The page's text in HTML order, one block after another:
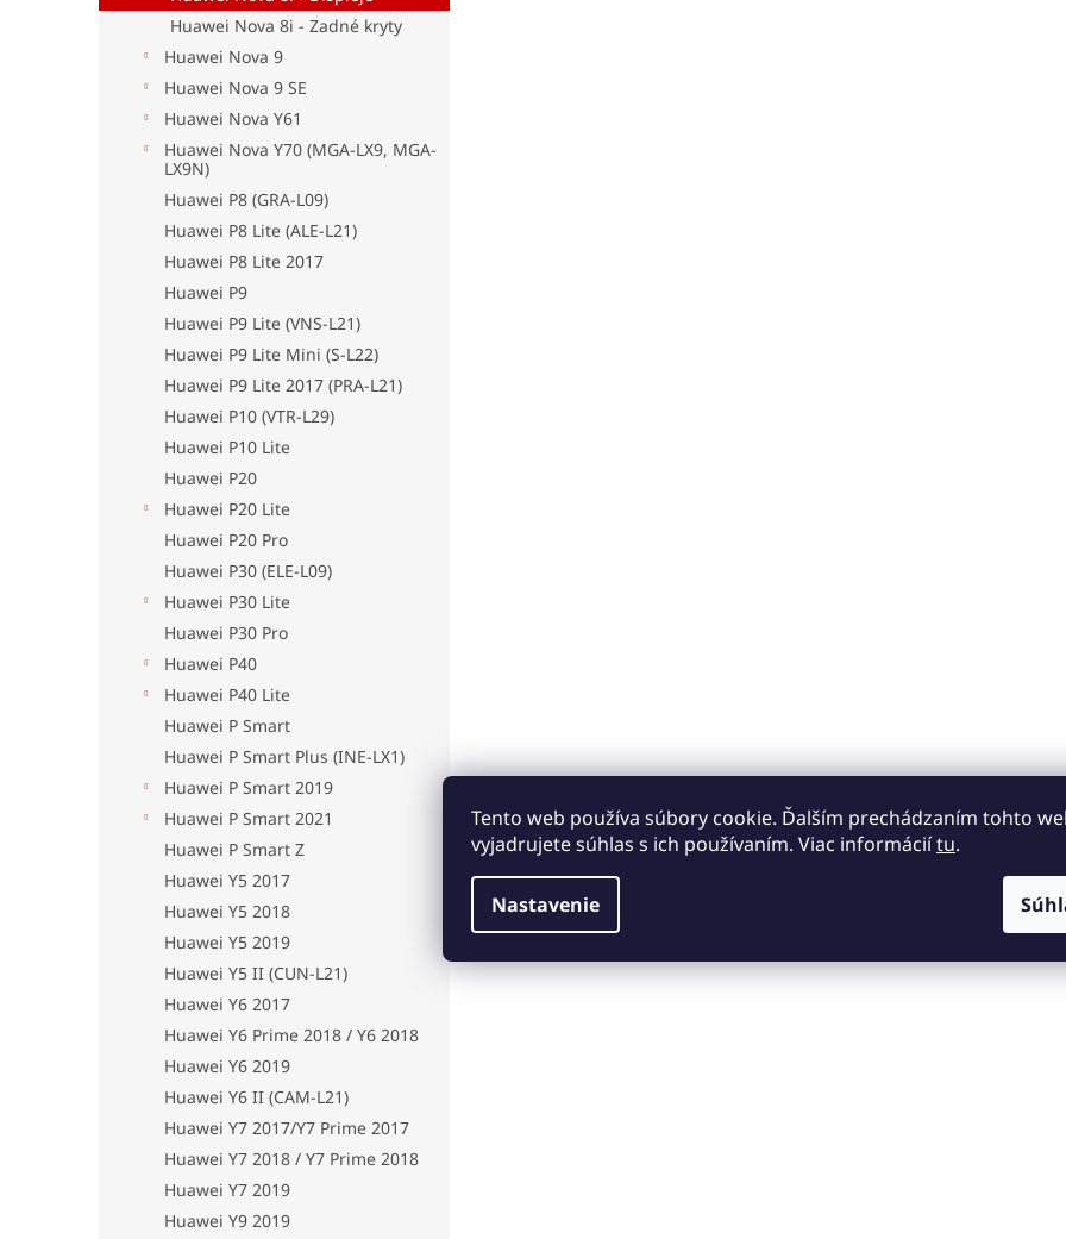
Tento web používa súbory cookie. Ďalším prechádzaním tohto
vyjadrujete súhlas s ich používaním. Viac informáciítu.
Nastavenie
Huawei Nova 8i - Zadné kryty
Huawei Nova 9
Huawei Nova 9 SE
Huawei Nova Y61
Huawei Nova Y70 (MGA-LX9, MGA-
LX9N)
Huawei P8 (GRA-L09)
Huawei P8 Lite (ALE-L21)
Huawei P8 Lite 2017
Huawei P9
Huawei P9 Lite (VNS-L21)
Huawei P9 Lite Mini (S-L22)
Huawei P9 Lite 2017 (PRA-L21)
Huawei P10 (VTR-L29)
Huawei P10 Lite
Huawei P20
Huawei P20 Lite
Huawei P20 Pro
Huawei P30 (ELE-L09)
Huawei P30 Lite
Huawei P30 Pro
Huawei P40
Huawei P40 Lite
Huawei P Smart
Huawei P Smart Plus (INE-LX1)
Huawei P Smart 2019
Huawei P Smart 2021
Huawei P Smart Z
Huawei Y5 2017
Huawei Y5 2018
Huawei Y5 2019
Huawei Y5 II (CUN-L21)
Huawei Y6 2017
Huawei Y6 Prime 2018 / Y6 2018
Huawei Y6 2019
Huawei Y6 II (CAM-L21)
Huawei Y7 2017/Y7 Prime 2017
Huawei Y7 2018 / Y7 Prime 2018
Huawei Y7 2019
Huawei Y9 2019